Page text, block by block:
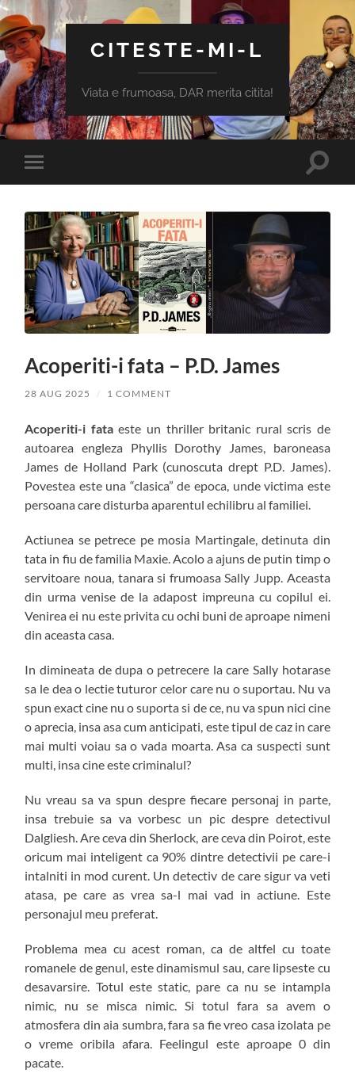
CITESTE-MI-L
Viata e frumoasa, DAR merita citita!
Toggle
mobile
Toggle
Acoperiti-i fata – P.D. James
28 AUG 2025 / 1 COMMENT
Acoperiti-i fataeste un thriller britanic rural scris de
autoarea engleza Phyllis Dorothy James, baroneasa
James de Holland Park (cunoscuta drept P.D. James).
Povestea este una “clasica” de epoca, unde victima este
persoana care disturba aparentul echilibru al familiei.
Actiunea se petrece pe mosia Martingale, detinuta din
tata in fiu de familia Maxie. Acolo a ajuns de putin timp o
servitoare noua, tanara si frumoasa Sally Jupp. Aceasta
din urma venise de la adapost impreuna cu copilul ei.
Venirea ei nu este privita cu ochi buni de aproape nimeni
din aceasta casa.
In dimineata de dupa o petrecere la care Sally hotarase
sa le dea o lectie tuturor celor care nu o suportau. Nu va
spun exact cine nu o suporta si de ce, nu va spun nici cine
o aprecia, insa asa cum anticipati, este tipul de caz in care
mai multi voiau sa o vada moarta. Asa ca suspecti sunt
multi, insa cine este criminalul?
Nu vreau sa va spun despre fiecare personaj in parte,
insa trebuie sa va vorbesc un pic despre detectivul
Dalgliesh. Are ceva din Sherlock, are ceva din Poirot, este
oricum mai inteligent ca 90% dintre detectivii pe care-i
intalniti in mod curent. Un detectiv de care sigur va veti
atasa, pe care as vrea sa-l mai vad in actiune. Este
personajul meu preferat.
Problema mea cu acest roman, ca de altfel cu toate
romanele de genul, este dinamismul sau, care lipseste cu
desavarsire. Totul este static, pare ca nu se intampla
nimic, nu se misca nimic. Si totul fara sa avem o
atmosfera din aia sumbra, fara sa fie vreo casa izolata pe
o vreme oribila afara. Feelingul este aproape 0 din
pacate.